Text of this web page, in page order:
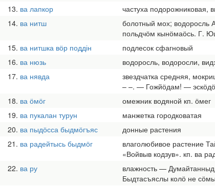
13 ва лапкор
частуха подорожниковая,
14 ва нитш
болотный мох; водоросль
польдчӧм кынӧмаӧсь. Г.
15 ва нитшка вӧр поддін
подлесок сфагновый
16 ва нюзь
водоросль, водоросли,
17 ва нявда
звездчатка средняя,
– –. — Гожйӧдам! —
18 ва ӧмӧг
омежник водяной кп. ӧмег
19 ва пукалан турун
манжетка городковатая
20 ва пыдӧсса быдмӧгъяс
донные растения
21 ва радейтысь быдмӧг
влаголюбивое растение
«Войвыв кодзув». кп. ва
22 ва ру
влажность —
Быдтасъяслы колӧ не